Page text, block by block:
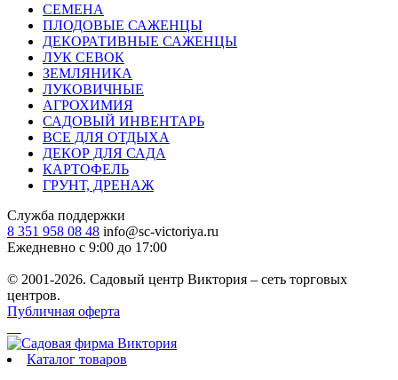
СЕМЕНА
ПЛОДОВЫЕ САЖЕНЦЫ
ДЕКОРАТИВНЫЕ САЖЕНЦЫ
ЛУК СЕВОК
ЗЕМЛЯНИКА
ЛУКОВИЧНЫЕ
АГРОХИМИЯ
САДОВЫЙ ИНВЕНТАРЬ
ВСЕ ДЛЯ ОТДЫХА
ДЕКОР ДЛЯ САДА
КАРТОФЕЛЬ
ГРУНТ, ДРЕНАЖ
Служба поддержки
8 351 958 08 48 info@sc-victoriya.ru
Ежедневно с 9:00 до 17:00
© 2001-2026. Садовый центр Виктория – сеть торговых
центров.
Публичная оферта
Каталог товаров